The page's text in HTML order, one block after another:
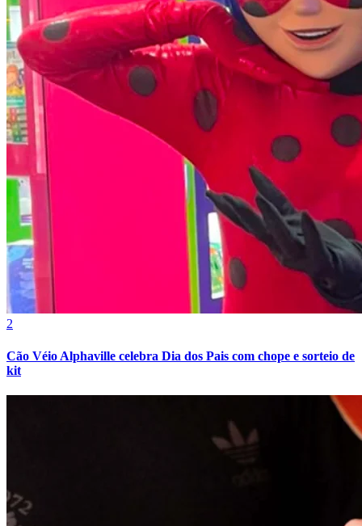
Botafogo
2
Cão Véio Alphaville celebra Dia dos Pais com chope e sorteio de
kit